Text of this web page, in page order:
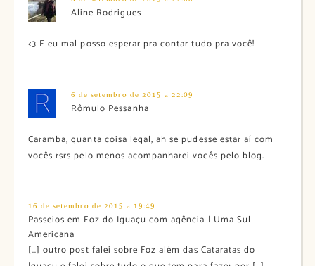
Aline Rodrigues
<3 E eu mal posso esperar pra contar tudo pra você!
6 de setembro de 2015 a 22:09
Rômulo Pessanha
Caramba, quanta coisa legal, ah se pudesse estar aí com
vocês rsrs pelo menos acompanharei vocês pelo blog.
16 de setembro de 2015 a 19:49
Passeios em Foz do Iguaçu com agência | Uma Sul
Americana
[…] outro post falei sobre Foz além das Cataratas do